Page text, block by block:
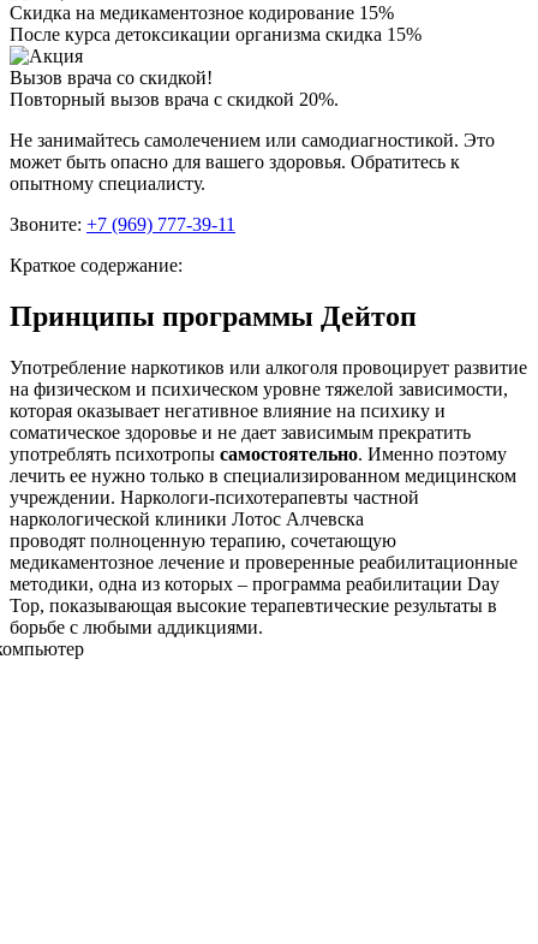
Скидка на медикаментозное кодирование 15%
После курса детоксикации организма скидка 15%
Вызов врача со скидкой!
Повторный вызов врача с скидкой 20%.
Не занимайтесь самолечением или самодиагностикой. Это
может быть опасно для вашего здоровья. Обратитесь к
опытному специалисту.
Звоните: +7 (969) 777-39-11
Краткое содержание:
Принципы программы Дейтоп
Употребление наркотиков или алкоголя провоцирует развитие
на физическом и психическом уровне тяжелой зависимости,
которая оказывает негативное влияние на психику и
соматическое здоровье и не дает зависимым прекратить
употреблять психотропы самостоятельно. Именно поэтому
лечить ее нужно только в специализированном медицинском
учреждении. Наркологи-психотерапевты частной
наркологической клиники Лотос Алчевска
проводят полноценную терапию, сочетающую
медикаментозное лечение и проверенные реабилитационные
методики, одна из которых – программа реабилитации Day
Top, показывающая высокие терапевтические результаты в
борьбе с любыми аддикциями.